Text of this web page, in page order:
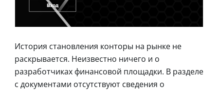
История становления конторы на рынке не
раскрывается. Неизвестно ничего и о
разработчиках финансовой площадки. В разделе
с документами отсутствуют сведения о